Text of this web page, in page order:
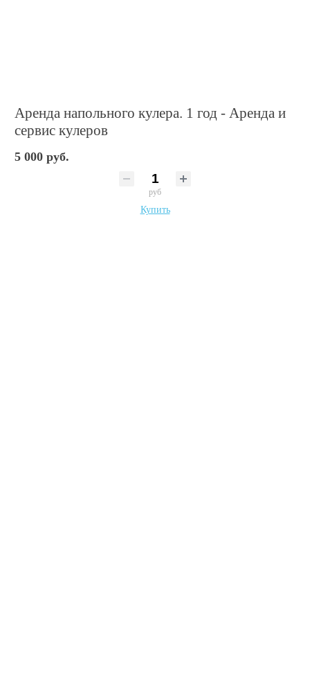
Аренда напольного кулера. 1 год - Аренда и
сервис кулеров
5 000 руб.
руб
Купить